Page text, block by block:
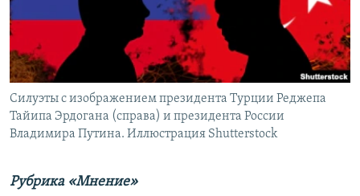
КРЫМ.НЕПОКОРЕННЫЙ
ELIFBE
УКРАИНСКАЯ ПРОБЛЕМА КРЫМА
Все сайты RFE/RL
Силуэты с изображением президента Турции Реджепа
Тайипа Эрдогана (справа) и президента России
Владимира Путина. Иллюстрация Shutterstock
Рубрика «Мнение»